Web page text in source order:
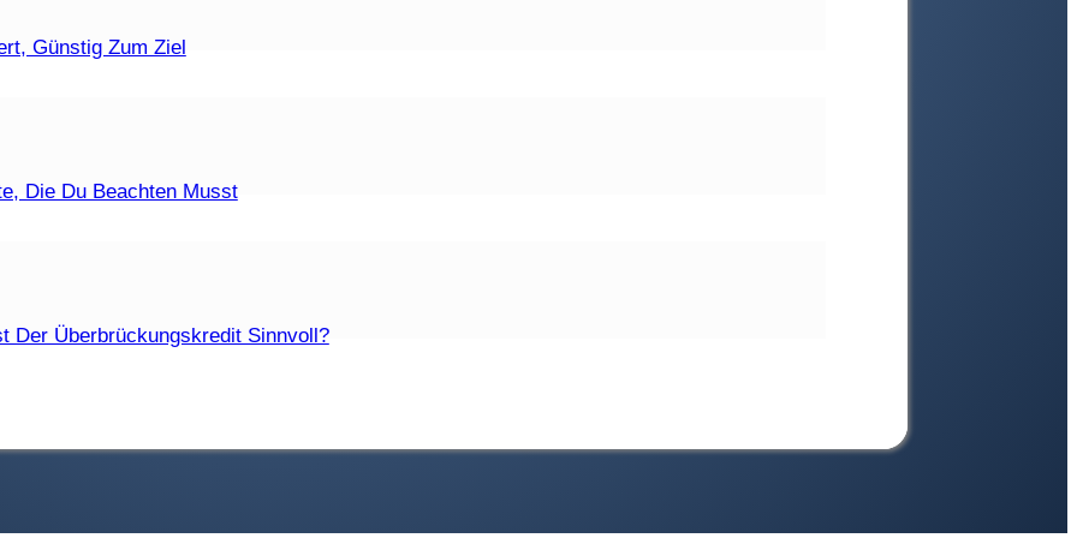
Sind Zulässig?
Eine Fristlose Kündigung?
Unterschiede?
Günstig Zum Ziel
Die Du Beachten Musst
Der Überbrückungskredit Sinnvoll?